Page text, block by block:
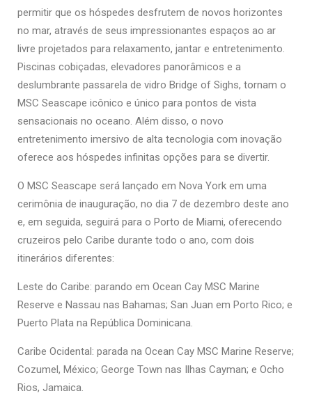
permitir que os hóspedes desfrutem de novos horizontes
no mar, através de seus impressionantes espaços ao ar
livre projetados para relaxamento, jantar e entretenimento.
Piscinas cobiçadas, elevadores panorâmicos e a
deslumbrante passarela de vidro Bridge of Sighs, tornam o
MSC Seascape icônico e único para pontos de vista
sensacionais no oceano. Além disso, o novo
entretenimento imersivo de alta tecnologia com inovação
oferece aos hóspedes infinitas opções para se divertir.
O MSC Seascape será lançado em Nova York em uma
cerimônia de inauguração, no dia 7 de dezembro deste ano
e, em seguida, seguirá para o Porto de Miami, oferecendo
cruzeiros pelo Caribe durante todo o ano, com dois
itinerários diferentes:
Leste do Caribe: parando em Ocean Cay MSC Marine
Reserve e Nassau nas Bahamas; San Juan em Porto Rico; e
Puerto Plata na República Dominicana.
Caribe Ocidental: parada na Ocean Cay MSC Marine Reserve;
Cozumel, México; George Town nas Ilhas Cayman; e Ocho
Rios, Jamaica.